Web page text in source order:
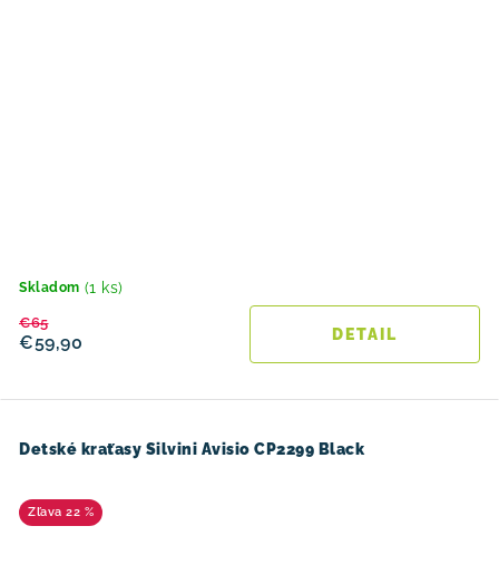
Skladom (1 ks)
€59,90
€65
DETAIL
Detské kraťasy Silvini Avisio CP2299 Black
22 %